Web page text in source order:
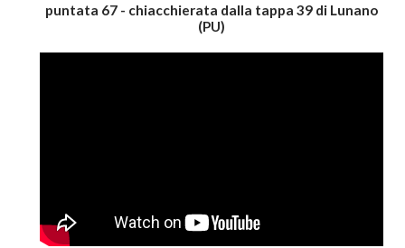
puntata 67 - chiacchierata dalla tappa 39 di Lunano
(PU)